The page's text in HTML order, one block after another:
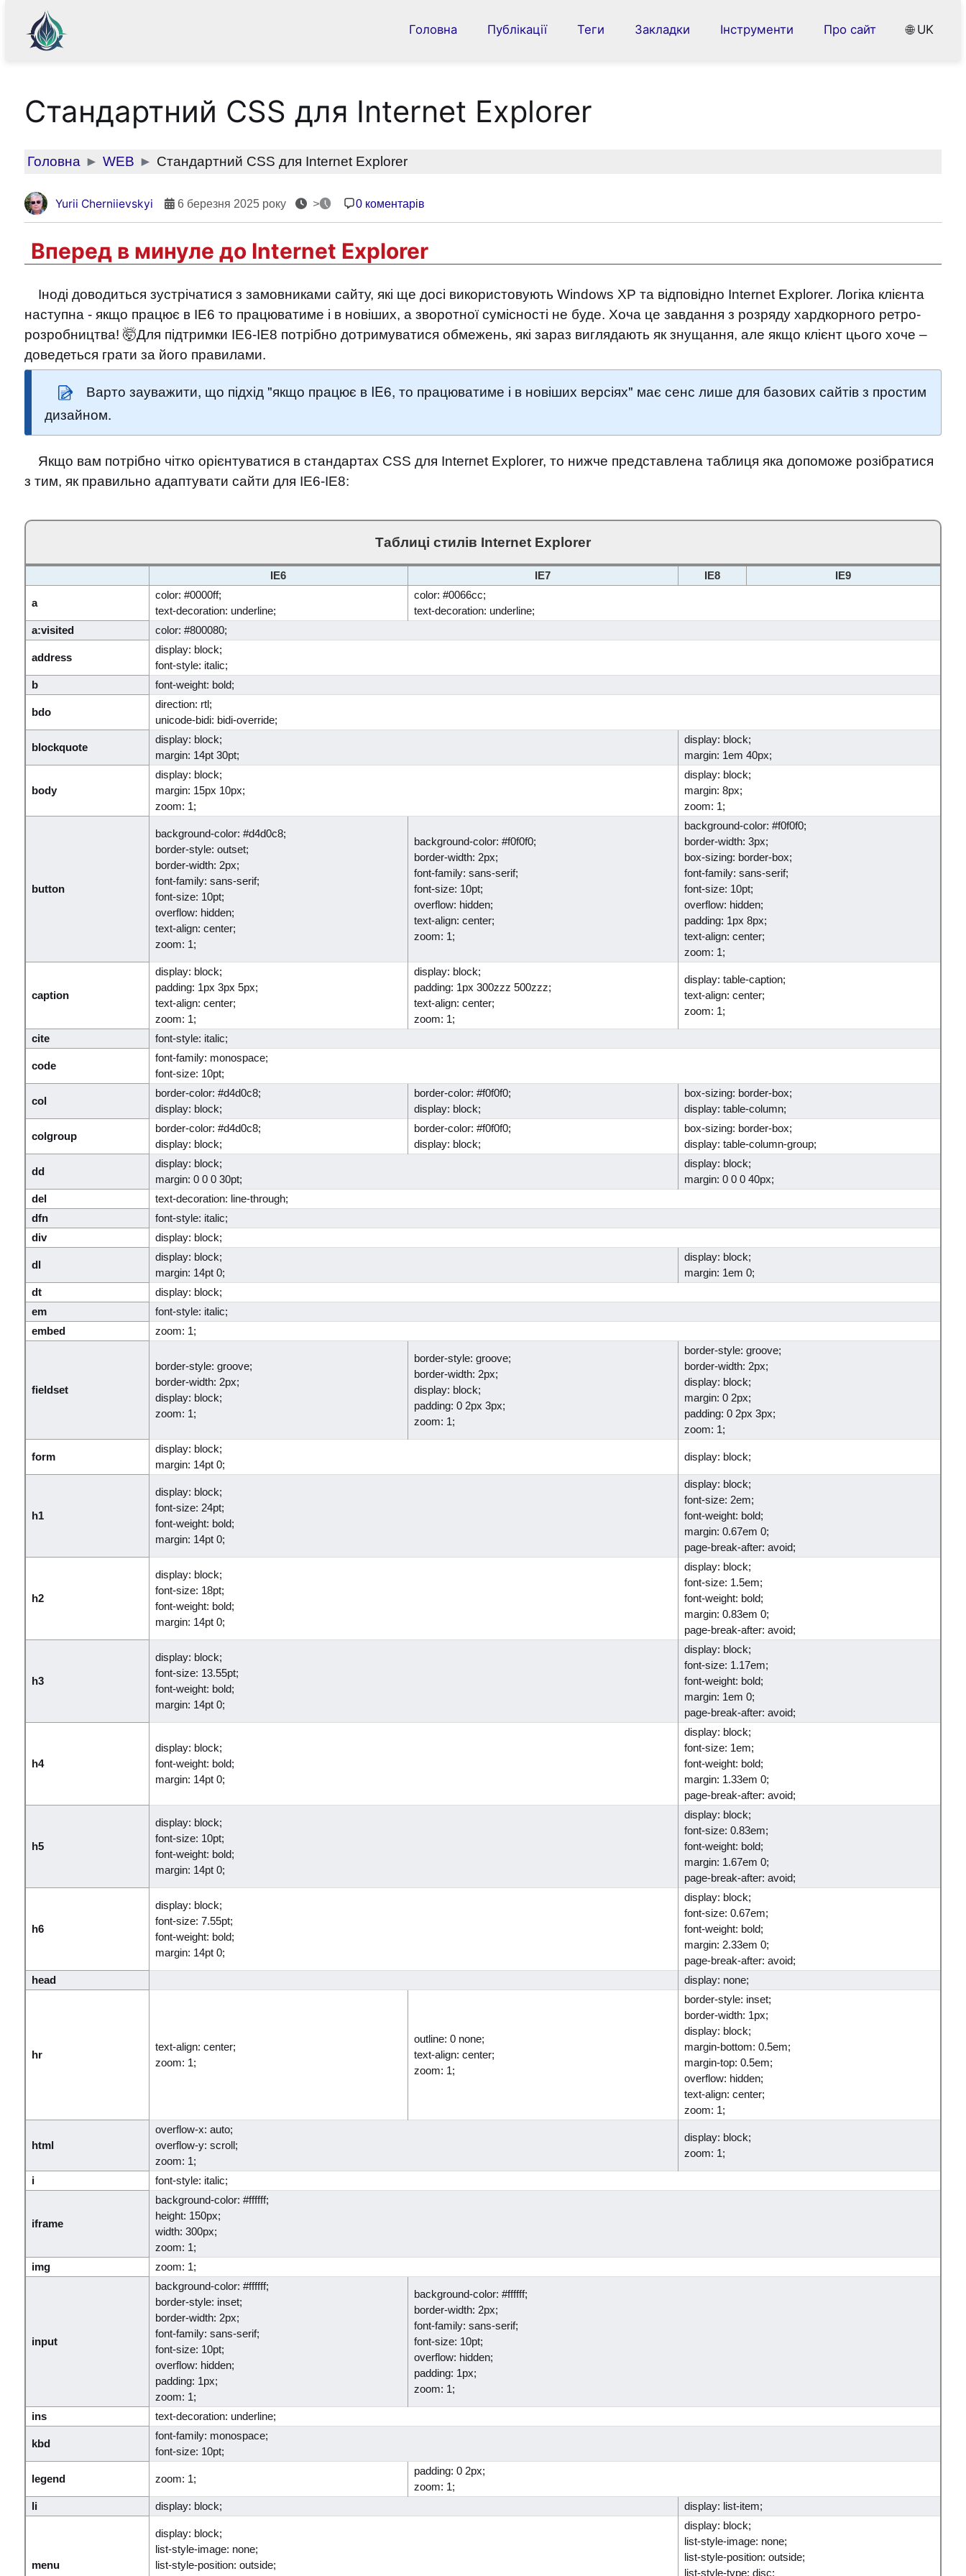
Головна Публікації Теги Закладки Інструменти Про сайт 🌐 UK
Cтандартний CSS для Internet Explorer
Головна WEB Cтандартний CSS для Internet Explorer
Yurii Cherniievskyi 6 березня 2025 року > 0 коментарів
Вперед в минуле до Internet Explorer
Іноді доводиться зустрічатися з замовниками сайту, які ще досі використовують Windows XP та відповідно Internet Explorer. Логіка клієнта
наступна - якщо працює в IE6 то працюватиме і в новіших, а зворотної сумісності не буде. Хоча це завдання з розряду хардкорного ретро-
розробництва! 🤯Для підтримки IE6-IE8 потрібно дотримуватися обмежень, які зараз виглядають як знущання, але якщо клієнт цього хоче –
доведеться грати за його правилами.
Варто зауважити, що підхід "якщо працює в IE6, то працюватиме і в новіших версіях" має сенс лише для базових сайтів з простим
дизайном.
Якщо вам потрібно чітко орієнтуватися в стандартах CSS для Internet Explorer, то нижче представлена таблиця яка допоможе розібратися
з тим, як правильно адаптувати сайти для IE6-IE8:
Таблиці стилів Internet Explorer
IE6 IE7 IE8 IE9
a
color: #0000ff;
text-decoration: underline;
color: #0066cc;
text-decoration: underline;
a:visited
color: #800080;
address
display: block;
font-style: italic;
b
font-weight: bold;
bdo
direction: rtl;
unicode-bidi: bidi-override;
blockquote
display: block;
margin: 14pt 30pt;
display: block;
margin: 1em 40px;
body
display: block;
margin: 15px 10px;
zoom: 1;
display: block;
margin: 8px;
zoom: 1;
button
background-color: #d4d0c8;
border-style: outset;
border-width: 2px;
font-family: sans-serif;
font-size: 10pt;
overflow: hidden;
text-align: center;
zoom: 1;
background-color: #f0f0f0;
border-width: 2px;
font-family: sans-serif;
font-size: 10pt;
overflow: hidden;
text-align: center;
zoom: 1;
background-color: #f0f0f0;
border-width: 3px;
box-sizing: border-box;
font-family: sans-serif;
font-size: 10pt;
overflow: hidden;
padding: 1px 8px;
text-align: center;
zoom: 1;
caption
display: block;
padding: 1px 3px 5px;
text-align: center;
zoom: 1;
display: block;
padding: 1px 300zzz 500zzz;
text-align: center;
zoom: 1;
display: table-caption;
text-align: center;
zoom: 1;
cite font-style: italic;
code
font-family: monospace;
font-size: 10pt;
col
border-color: #d4d0c8;
display: block;
border-color: #f0f0f0;
display: block;
box-sizing: border-box;
display: table-column;
colgroup
border-color: #d4d0c8;
display: block;
border-color: #f0f0f0;
display: block;
box-sizing: border-box;
display: table-column-group;
dd
display: block;
margin: 0 0 0 30pt;
display: block;
margin: 0 0 0 40px;
del
text-decoration: line-through;
dfn
font-style: italic;
div
display: block;
dl
display: block;
margin: 14pt 0;
display: block;
margin: 1em 0;
dt
display: block;
em
font-style: italic;
embed
zoom: 1;
fieldset
border-style: groove;
border-width: 2px;
display: block;
zoom: 1;
border-style: groove;
border-width: 2px;
display: block;
padding: 0 2px 3px;
zoom: 1;
border-style: groove;
border-width: 2px;
display: block;
margin: 0 2px;
padding: 0 2px 3px;
zoom: 1;
form
display: block;
margin: 14pt 0;
display: block;
h1
display: block;
font-size: 24pt;
font-weight: bold;
margin: 14pt 0;
display: block;
font-size: 2em;
font-weight: bold;
margin: 0.67em 0;
page-break-after: avoid;
h2
display: block;
font-size: 18pt;
font-weight: bold;
margin: 14pt 0;
display: block;
font-size: 1.5em;
font-weight: bold;
margin: 0.83em 0;
page-break-after: avoid;
h3
display: block;
font-size: 13.55pt;
font-weight: bold;
margin: 14pt 0;
display: block;
font-size: 1.17em;
font-weight: bold;
margin: 1em 0;
page-break-after: avoid;
h4
display: block;
font-weight: bold;
margin: 14pt 0;
display: block;
font-size: 1em;
font-weight: bold;
margin: 1.33em 0;
page-break-after: avoid;
h5
display: block;
font-size: 10pt;
font-weight: bold;
margin: 14pt 0;
display: block;
font-size: 0.83em;
font-weight: bold;
margin: 1.67em 0;
page-break-after: avoid;
h6
display: block;
font-size: 7.55pt;
font-weight: bold;
margin: 14pt 0;
display: block;
font-size: 0.67em;
font-weight: bold;
margin: 2.33em 0;
page-break-after: avoid;
head
display: none;
hr
text-align: center;
zoom: 1;
outline: 0 none;
text-align: center;
zoom: 1;
border-style: inset;
border-width: 1px;
display: block;
margin-bottom: 0.5em;
margin-top: 0.5em;
overflow: hidden;
text-align: center;
zoom: 1;
html
overflow-x: auto;
overflow-y: scroll;
zoom: 1;
display: block;
zoom: 1;
i font-style: italic;
iframe
background-color: #ffffff;
height: 150px;
width: 300px;
zoom: 1;
img
zoom: 1;
input
background-color: #ffffff;
border-style: inset;
border-width: 2px;
font-family: sans-serif;
font-size: 10pt;
overflow: hidden;
padding: 1px;
zoom: 1;
background-color: #ffffff;
border-width: 2px;
font-family: sans-serif;
font-size: 10pt;
overflow: hidden;
padding: 1px;
zoom: 1;
ins text-decoration: underline;
kbd
font-family: monospace;
font-size: 10pt;
legend zoom: 1;
padding: 0 2px;
zoom: 1;
li
display: block; display: list-item;
menu
display: block;
list-style-image: none;
list-style-position: outside;
display: block;
list-style-image: none;
list-style-position: outside;
list-style-type: disc;
Публікації
🌐 UK